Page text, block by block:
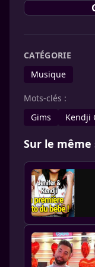
CATÉGORIE
Musique
Mots-clés :
Gims
Kendji
Sur le